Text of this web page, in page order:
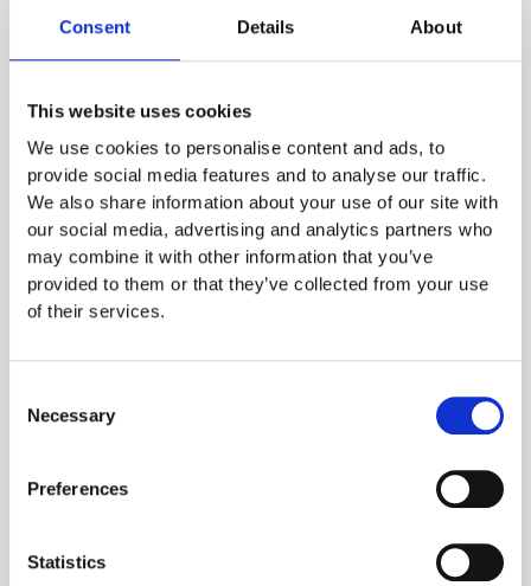
Consent Details About
This website uses cookies
We use cookies to personalise content and ads, to
provide social media features and to analyse our traffic.
We also share information about your use of our site with
our social media, advertising and analytics partners who
may combine it with other information that you’ve
provided to them or that they’ve collected from your use
of their services.
Selection
Necessary
Preferences
Statistics
Human in the Loop – KI-Realitäten
von der TRANSFORM 2026
Podcast,SKILLY
wiederkam: „Human in the Loop.“ Wir waren auf der Bitkom
dem Podcast-Studio im Bus, live auf dem Messegelände. Und was wir
dort gehört und erlebt haben, hat uns bestätigt, was wir bei SKILLY